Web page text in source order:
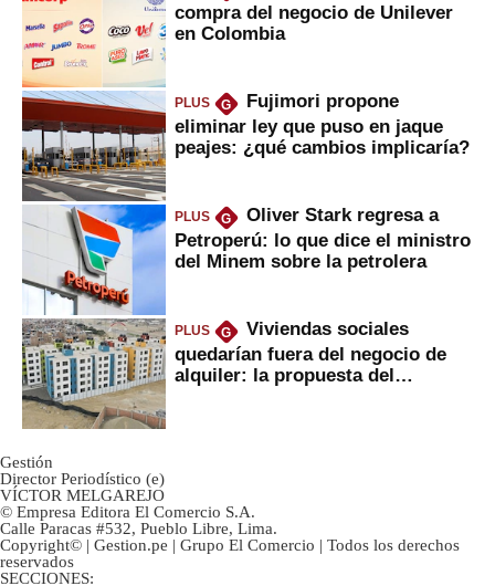
compra del negocio de Unilever
en Colombia
PLUS G
Fujimori propone
eliminar ley que puso en jaque
peajes: ¿qué cambios implicaría?
PLUS G
Oliver Stark regresa a
Petroperú: lo que dice el ministro
del Minem sobre la petrolera
PLUS G
Viviendas sociales
quedarían fuera del negocio de
alquiler: la propuesta del
Gestión
Director Periodístico (e)
VÍCTOR MELGAREJO
© Empresa Editora El Comercio S.A.
Calle Paracas #532, Pueblo Libre, Lima.
Copyright© | Gestion.pe | Grupo El Comercio | Todos los derechos
reservados
SECCIONES: